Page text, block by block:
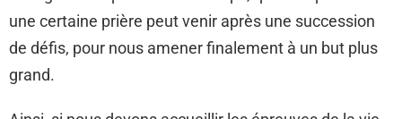
une certaine prière peut venir après une succession
de défis, pour nous amener finalement à un but plus
grand.